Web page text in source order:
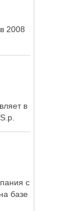
2008
в
с
базе